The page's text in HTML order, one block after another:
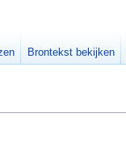
Brontekst bekijken